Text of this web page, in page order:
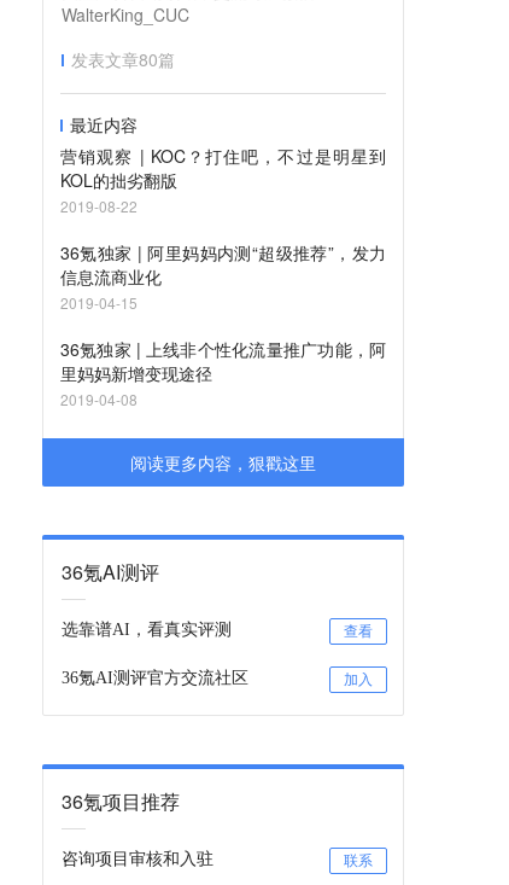
WalterKing_CUC
发表文章80篇
最近内容
营销观察 | KOC？打住吧，不过是明星到
KOL的拙劣翻版
2019-08-22
36氪独家 | 阿里妈妈内测“超级推荐”，发力
信息流商业化
2019-04-15
36氪独家 | 上线非个性化流量推广功能，阿
里妈妈新增变现途径
2019-04-08
阅读更多内容，狠戳这里
36氪AI测评
选靠谱AI，看真实评测 查看
36氪AI测评官方交流社区 加入
36氪项目推荐
咨询项目审核和入驻 联系